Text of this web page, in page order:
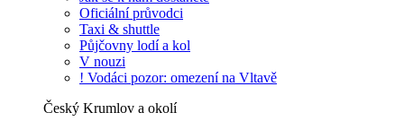
Oficiální průvodci
Taxi & shuttle
Půjčovny lodí a kol
V nouzi
! Vodáci pozor: omezení na Vltavě
Český Krumlov a okolí